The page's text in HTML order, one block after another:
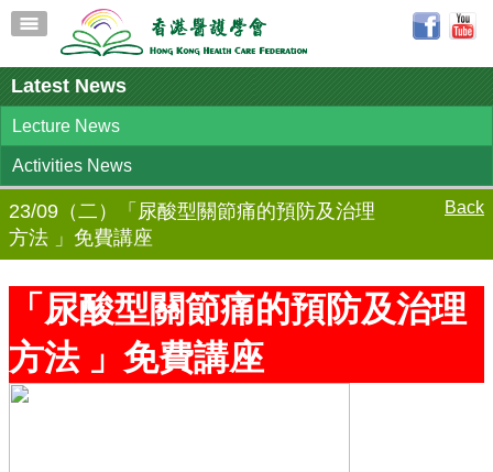
Latest News
Lecture News
Activities News
23/09（二）「尿酸型關節痛的預防及治理
方法 」免費講座
Back
「尿酸型關節痛的預防及治理
方法 」免費講座